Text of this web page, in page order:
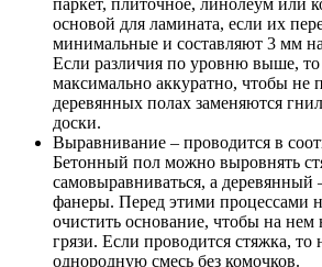
основой для ламината, если их
минимальные и составляют 3 мм
Если различия по уровню выше,
максимально аккуратно, чтобы не
деревянных полах заменяются
доски.
Выравнивание – проводится в
Бетонный пол можно выровнять
самовыравниваться, а
фанеры. Перед этими процессами
очистить основание, чтобы на нем
грязи. Если проводится стяжка,
однородную смесь без комочков.